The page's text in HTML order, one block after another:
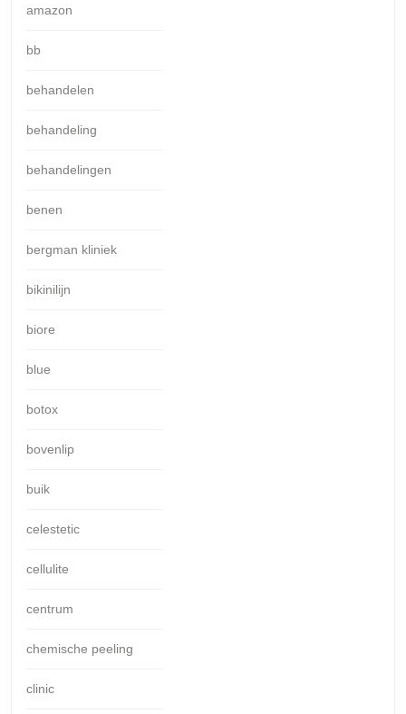
amazon
bb
behandelen
behandeling
behandelingen
benen
bergman kliniek
bikinilijn
biore
blue
botox
bovenlip
buik
celestetic
cellulite
centrum
chemische peeling
clinic